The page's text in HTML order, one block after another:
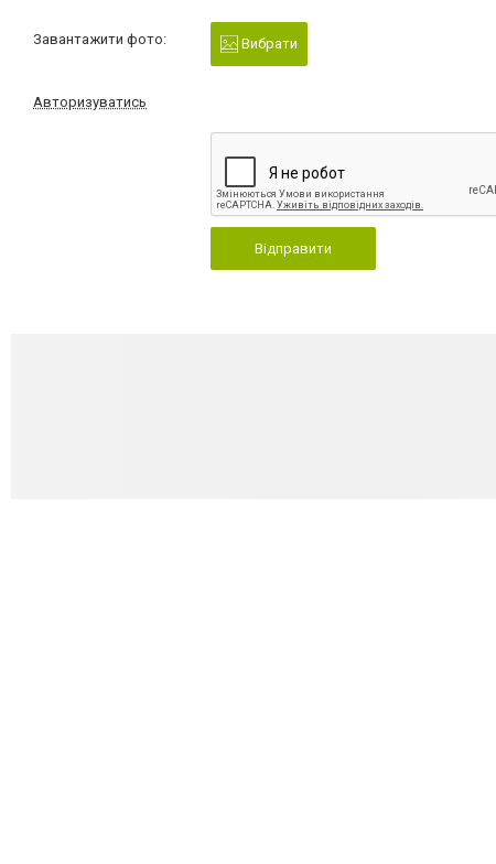
Завантажити фото: Вибрати
Авторизуватись
Відправити